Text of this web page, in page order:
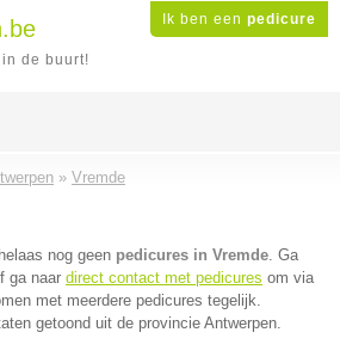
Ik ben een pedicure
de buurt!
» Vremde
nog geen pedicures in Vremde. Ga
ga naar direct contact met pedicures om via
met meerdere pedicures tegelijk.
getoond uit de provincie Antwerpen.